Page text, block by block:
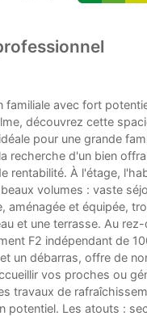
familiale avec fort
découvrez cette
pour une grande
recherche d'un bien
rentabilité. À l'étage,
volumes : vaste
aménagée et équipée,
et une terrasse. Au
F2 indépendant de
un débarras, offre de
vos proches ou
travaux de
potentiel. Les atouts :